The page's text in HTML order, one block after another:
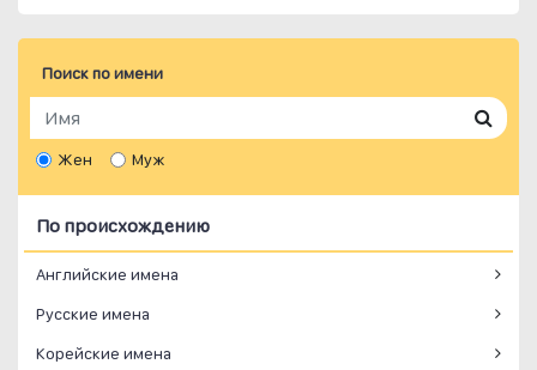
Поиск по имени
Жен Муж
По происхождению
Английские имена
Русские имена
Корейские имена